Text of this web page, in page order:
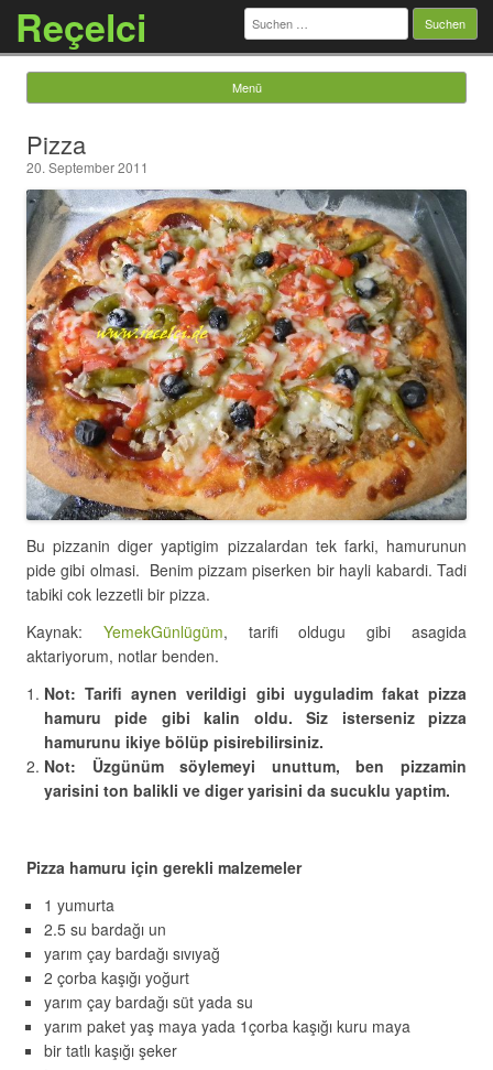
Reçelci Suchen
nach:
Menü
Pizza
20. September 2011
Bu pizzanin diger yaptigim pizzalardan tek farki, hamurunun
pide gibi olmasi. Benim pizzam piserken bir hayli kabardi. Tadi
tabiki cok lezzetli bir pizza.
Kaynak: YemekGünlügüm, tarifi oldugu gibi asagida
aktariyorum, notlar benden.
Not: Tarifi aynen verildigi gibi uyguladim fakat pizza
hamuru pide gibi kalin oldu. Siz isterseniz pizza
hamurunu ikiye bölüp pisirebilirsiniz.
Not: Üzgünüm söylemeyi unuttum, ben pizzamin
yarisini ton balikli ve diger yarisini da sucuklu yaptim.
Pizza hamuru için gerekli malzemeler
1 yumurta
2.5 su bardağı un
yarım çay bardağı sıvıyağ
2 çorba kaşığı yoğurt
yarım çay bardağı süt yada su
yarım paket yaş maya yada 1çorba kaşığı kuru maya
bir tatlı kaşığı şeker